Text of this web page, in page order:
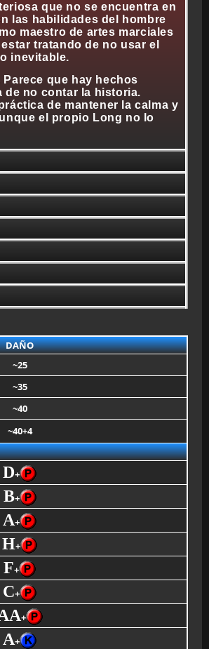
que no se encuentra en
las habilidades del hombre
maestro de artes marciales
tratando de no usar el
inevitable.
que hay hechos
de no contar la historia.
de mantener la calma y
el propio Long no lo
DAÑO
~25
~35
~40
~40+4
D+
B+
A+
H+
F+
C+
+
A+